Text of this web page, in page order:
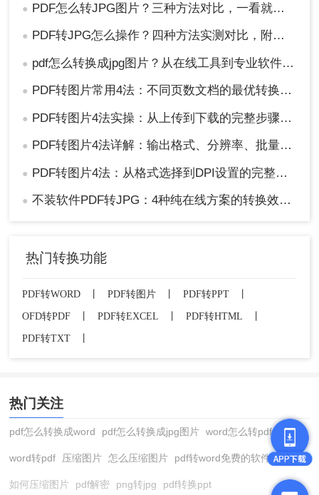
● PDF怎么转JPG图片？三种方法对比，一看就懂！
● PDF转JPG怎么操作？四种方法实测对比，附各场景最优选！
● pdf怎么转换成jpg图片？从在线工具到专业软件，总有一款适合你！
● PDF转图片常用4法：不同页数文档的最优转换路径！
● PDF转图片4法实操：从上传到下载的完整步骤和参数设置！
● PDF转图片4法详解：输出格式、分辨率、批量处理全对比！
● PDF转图片4法：从格式选择到DPI设置的完整操作指南！
● 不装软件PDF转JPG：4种纯在线方案的转换效果和速度对比！
热门转换功能
PDF转WORD PDF转图片 PDF转PPT
OFD转PDF
PDF转EXCEL PDF转HTML
PDF转TXT
热门关注
pdf怎么转换成word pdf怎么转换成jpg图片 word怎么转pdf
word转pdf 压缩图片 怎么压缩图片 pdf转word免费的软件
如何压缩图片 pdf解密 png转jpg pdf转换ppt